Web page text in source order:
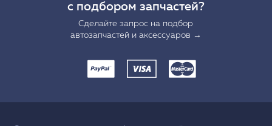
с подбором запчастей?
Сделайте запрос на подбор
автозапчастей и аксессуаров →